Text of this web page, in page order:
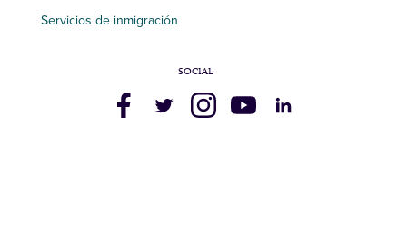
Servicios de inmigración
SOCIAL